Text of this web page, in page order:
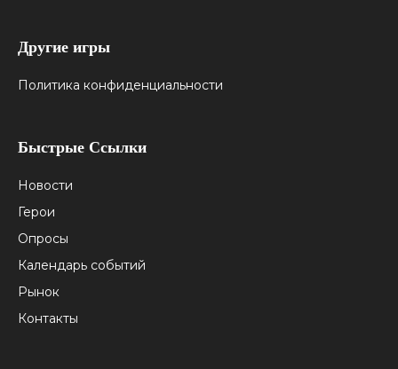
Другие игры
Политика конфиденциальности
Быстрые Ссылки
Новости
Герои
Опросы
Календарь событий
Рынок
Контакты